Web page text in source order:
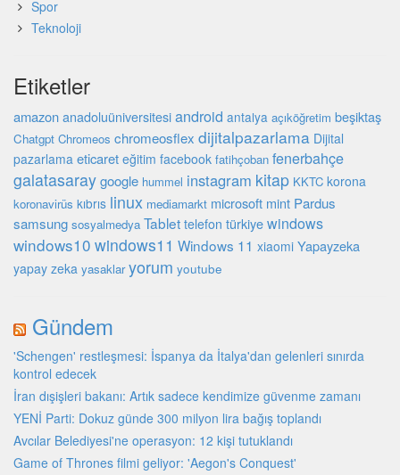
Spor
Teknoloji
Etiketler
amazon anadoluüniversitesi android antalya açıköğretim beşiktaş
Chatgpt Chromeos chromeosflex dijitalpazarlama Dijital
pazarlama eticaret eğitim facebook fatihçoban fenerbahçe
galatasaraygoogle hummel instagram kitap KKTC korona
koronavirüs kıbrıs linux mediamarkt microsoft mint Pardus
samsung sosyalmedya Tablet telefon türkiyewindows
windows10 windows11 Windows 11 xiaomi Yapayzeka
yapay zeka yasaklar yorum youtube
Gündem
'Schengen' restleşmesi: İspanya da İtalya'dan gelenleri sınırda
kontrol edecek
İran dışişleri bakanı: Artık sadece kendimize güvenme zamanı
YENİ Parti: Dokuz günde 300 milyon lira bağış toplandı
Avcılar Belediyesi'ne operasyon: 12 kişi tutuklandı
Game of Thrones filmi geliyor: 'Aegon's Conquest'